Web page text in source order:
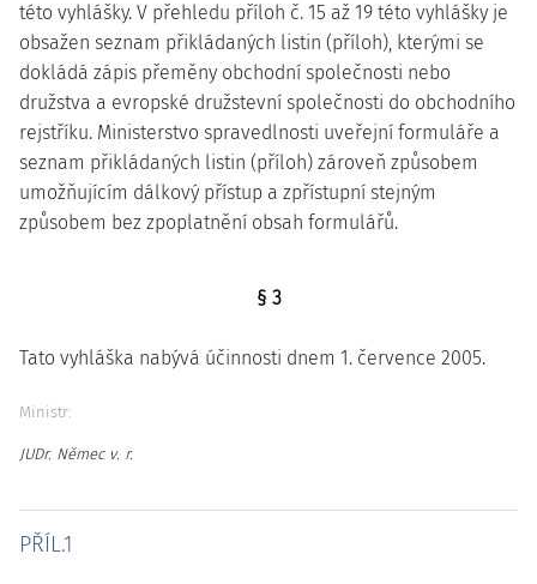
této vyhlášky. V přehledu příloh č. 15 až 19 této vyhlášky je
obsažen seznam přikládaných listin (příloh), kterými se
dokládá zápis přeměny obchodní společnosti nebo
družstva a evropské družstevní společnosti do obchodního
rejstříku. Ministerstvo spravedlnosti uveřejní formuláře a
seznam přikládaných listin (příloh) zároveň způsobem
umožňujícím dálkový přístup a zpřístupní stejným
způsobem bez zpoplatnění obsah formulářů.
§ 3
Tato vyhláška nabývá účinnosti dnem 1. července 2005.
Ministr:
JUDr. Němec v. r.
PŘÍL.1